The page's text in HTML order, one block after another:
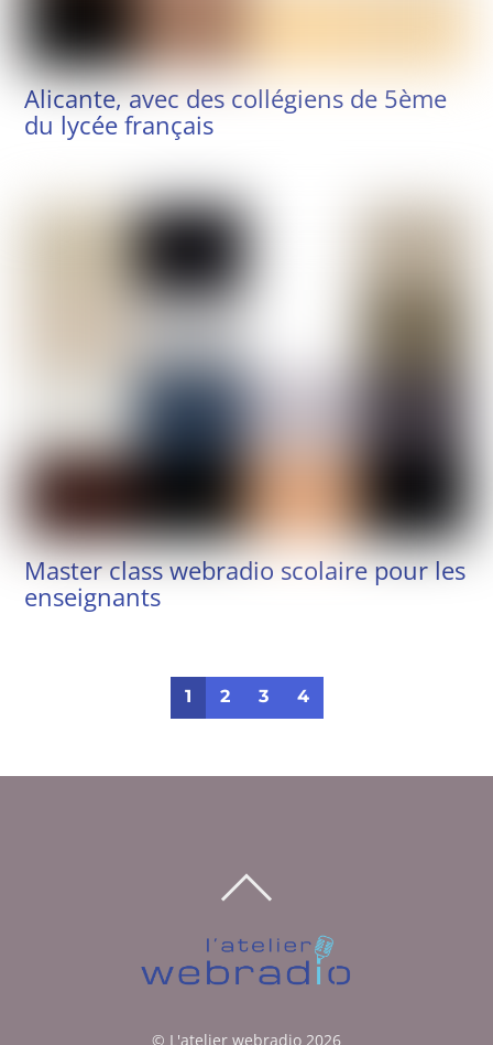
Alicante, avec des collégiens de 5ème
du lycée français
Master class webradio scolaire pour les
enseignants
1 2 3 4
TOP
© L'atelier webradio 2026